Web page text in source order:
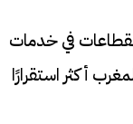
في خدمات
أكثر استقرارًا